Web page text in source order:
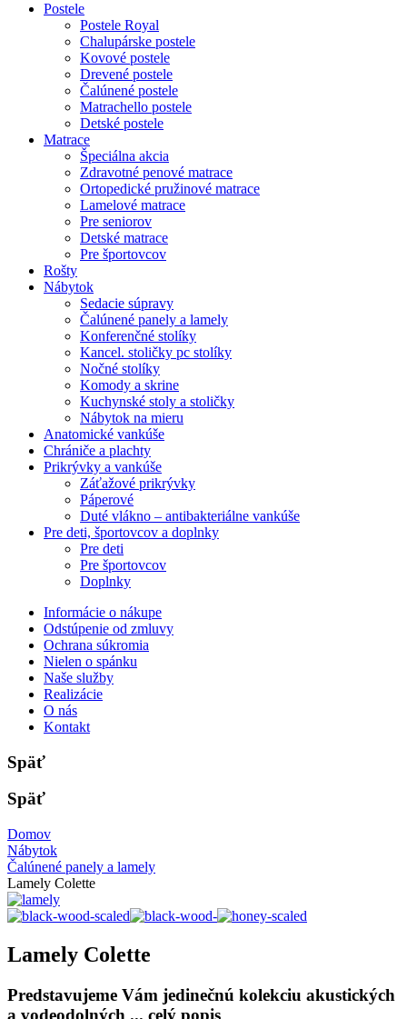
Postele
Postele Royal
Chalupárske postele
Kovové postele
Drevené postele
Čalúnené postele
Matrachello postele
Detské postele
Matrace
Špeciálna akcia
Zdravotné penové matrace
Ortopedické pružinové matrace
Lamelové matrace
Pre seniorov
Detské matrace
Pre športovcov
Rošty
Nábytok
Sedacie súpravy
Čalúnené panely a lamely
Konferenčné stolíky
Kancel. stoličky pc stolíky
Nočné stolíky
Komody a skrine
Kuchynské stoly a stoličky
Nábytok na mieru
Anatomické vankúše
Chrániče a plachty
Prikrývky a vankúše
Záťažové prikrývky
Páperové
Duté vlákno – antibakteriálne vankúše
Pre deti, športovcov a doplnky
Pre deti
Pre športovcov
Doplnky
Informácie o nákupe
Odstúpenie od zmluvy
Ochrana súkromia
Nielen o spánku
Naše služby
Realizácie
O nás
Kontakt
Späť
Späť
Domov
Nábytok
Čalúnené panely a lamely
Lamely Colette
Lamely Colette
Predstavujeme Vám jedinečnú kolekciu akustických
a vodeodolných ... celý popis